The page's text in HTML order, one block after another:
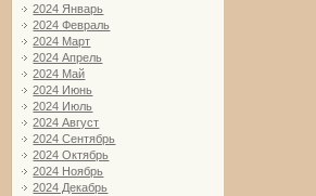
2024 Январь
2024 Февраль
2024 Март
2024 Апрель
2024 Май
2024 Июнь
2024 Июль
2024 Август
2024 Сентябрь
2024 Октябрь
2024 Ноябрь
2024 Декабрь